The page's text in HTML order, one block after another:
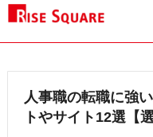
人事職の転職に強
トやサイト12選【